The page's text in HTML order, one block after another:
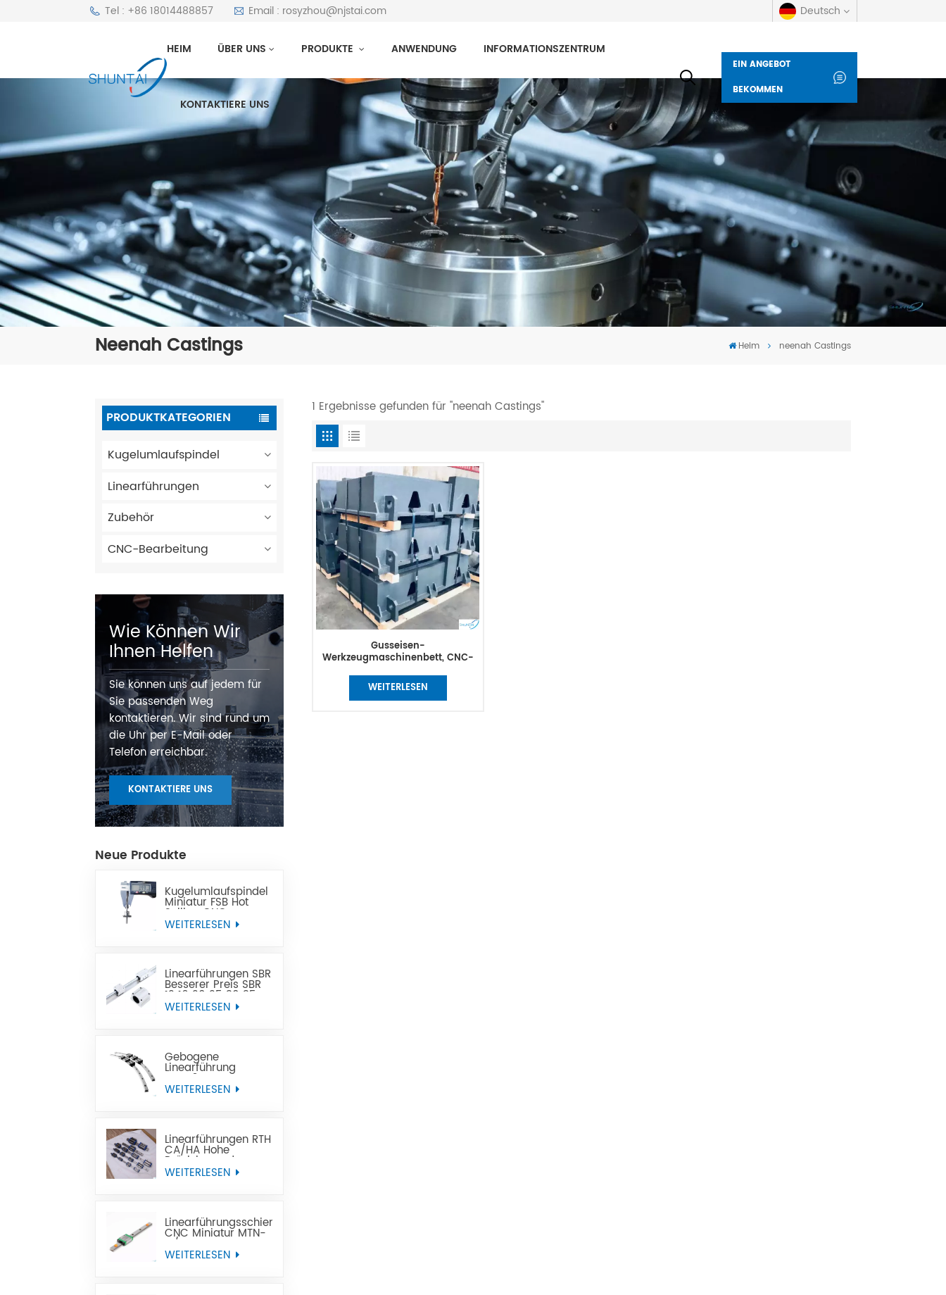
Tel : +86 18014488857 Email : rosyzhou@njstai.com Deutsch
русский
español
العربية
Deutsch
italiano
français
Indonesia
HEIM ÜBER UNS PRODUKTE ANWENDUNG INFORMATIONSZENTRUM
KONTAKTIERE UNS
EIN ANGEBOT
BEKOMMEN
Neenah Castings Heim neenah Castings
PRODUKTKATEGORIEN
Kugelumlaufspindel
Linearführungen
Zubehör
CNC-Bearbeitung
Wie Können Wir
Ihnen Helfen
Sie können uns auf jedem für
Sie passenden Weg
kontaktieren. Wir sind rund um
die Uhr per E-Mail oder
Telefon erreichbar.
KONTAKTIERE UNS
Neue Produkte
Kugelumlaufspindel
Miniatur FSB Hot
Selling CNC
Präzisions-Miniatur-
Kugelgewindespindel
WEITERLESEN
Linearführungen SBR
Besserer Preis SBR
12 16 20 25 30 35
40 50
WEITERLESEN
Gebogene
Linearführung
GGY16 OEM-
Kundendienst, CNC-
Linearführungen
WEITERLESEN
Linearführungen RTH
CA/HA Hohe
Präzision und
erschwinglicher
Preis
WEITERLESEN
Linearführungsschiene
CNC Miniatur MTN-
C/-H OEM ODM
WEITERLESEN
1 Ergebnisse gefunden für "neenah Castings"
Gusseisen-
Werkzeugmaschinenbett, CNC-
Maschinenbasis,
Maschinenplatte
WEITERLESEN